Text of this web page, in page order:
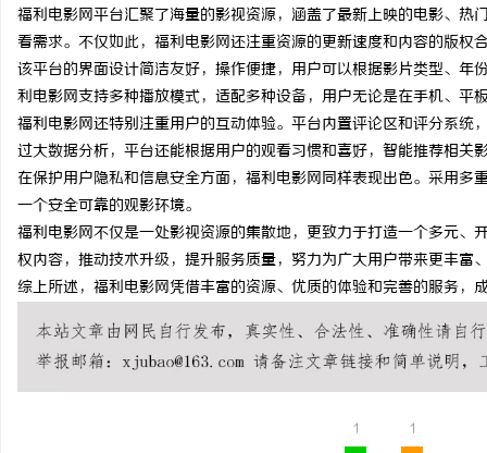
福利电影网平台汇聚了海量的影视资源，涵盖了最新上映的电影、
看需求。不仅如此，福利电影网还注重资源的更新速度和内容的版
该平台的界面设计简洁友好，操作便捷，用户可以根据影片类型、
利电影网支持多种播放模式，适配多种设备，用户无论是在手机、平
福利电影网还特别注重用户的互动体验。平台内置评论区和评分系
过大数据分析，平台还能根据用户的观看习惯和喜好，智能推荐相关
在保护用户隐私和信息安全方面，福利电影网同样表现出色。采用
一个安全可靠的观影环境。
福利电影网不仅是一处影视资源的集散地，更致力于打造一个多元
权内容，推动技术升级，提升服务质量，努力为广大用户带来更丰富
综上所述，福利电影网凭借丰富的资源、优质的体验和完善的服务
1 1
麻花影视：引领新时代